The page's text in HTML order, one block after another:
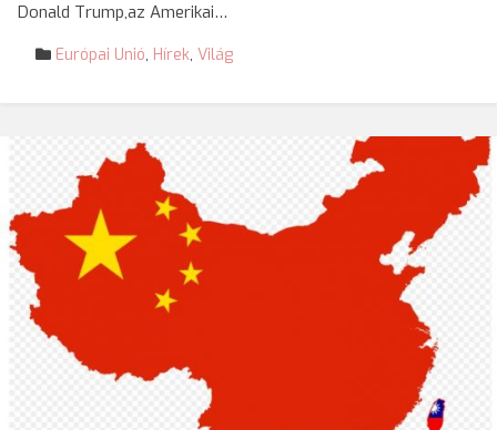
Donald Trump,az Amerikai…
Európai Unió, Hírek, Világ